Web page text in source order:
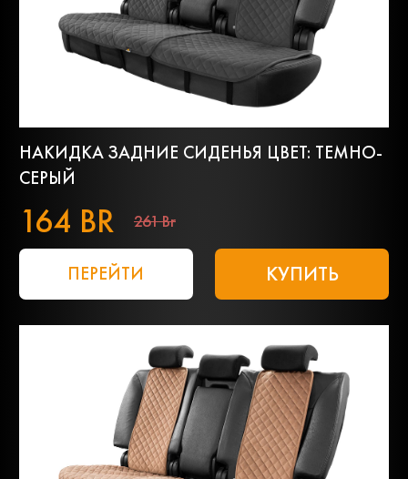
НАКИДКА ЗАДНИЕ СИДЕНЬЯ ЦВЕТ: ТЕМНО-
СЕРЫЙ
164 BR 261 Br
ПЕРЕЙТИ КУПИТЬ